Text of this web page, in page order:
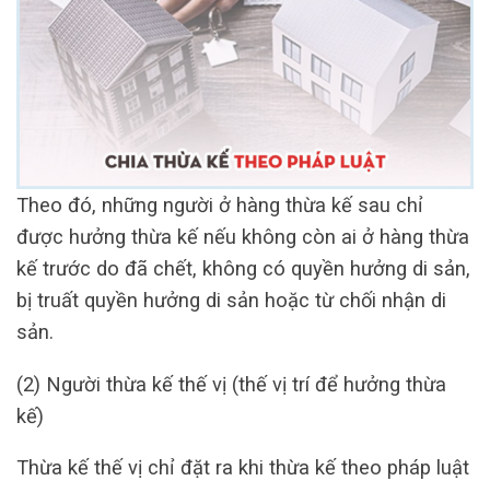
Theo đó, những người ở hàng thừa kế sau chỉ
được hưởng thừa kế nếu không còn ai ở hàng thừa
kế trước do đã chết, không có quyền hưởng di sản,
bị truất quyền hưởng di sản hoặc từ chối nhận di
sản.
(2) Người thừa kế thế vị (thế vị trí để hưởng thừa
kế)
Thừa kế thế vị chỉ đặt ra khi thừa kế theo pháp luật